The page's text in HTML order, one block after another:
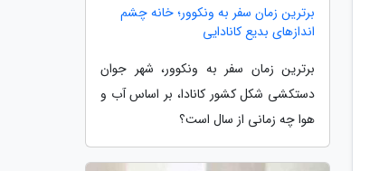
برترین زمان سفر به ونکوور؛ خانه چشم
اندازهای بدیع کانادایی
برترین زمان سفر به ونکوور، شهر جوان
دستکشی شکل کشور کانادا، بر اساس آب و
هوا چه زمانی از سال است؟